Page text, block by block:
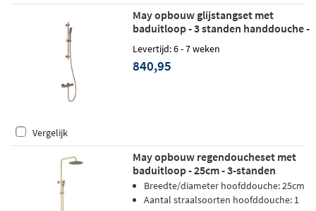
May opbouw glijstangset met
baduitloop - 3 standen handdouche -
Levertijd: 6 - 7 weken
840,95
Vergelijk
May opbouw regendoucheset met
baduitloop - 25cm - 3-standen
handdouche - geborsteld mat goud
PVD
Breedte/diameter hoofddouche: 25cm
Aantal straalsoorten hoofddouche: 1